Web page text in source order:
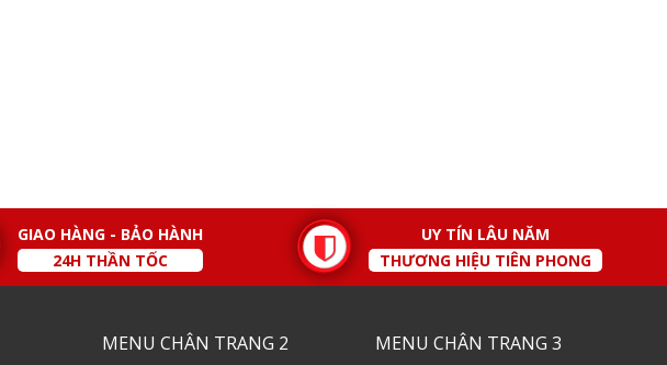
GIAO HÀNG - BẢO HÀNH
24H THẦN TỐC
UY TÍN LÂU NĂM
THƯƠNG HIỆU TIÊN PHONG
MENU CHÂN TRANG 2 MENU CHÂN TRANG 3